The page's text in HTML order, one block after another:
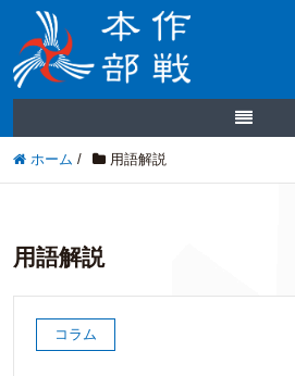
ホーム / 用語解説
用語解説
コラム